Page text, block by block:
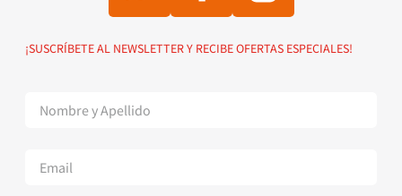
Solicitud de vinculación
Suscribete al Newsletter
Política de Envío
Superintendencia de Industria y Comercio
¡SUSCRÍBETE AL NEWSLETTER Y RECIBE OFERTAS ESPECIALES!